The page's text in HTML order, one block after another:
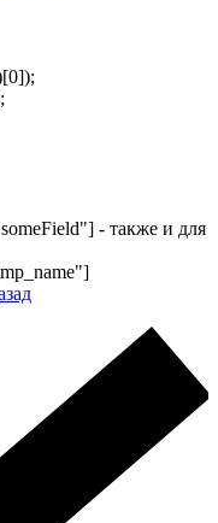
- также и для